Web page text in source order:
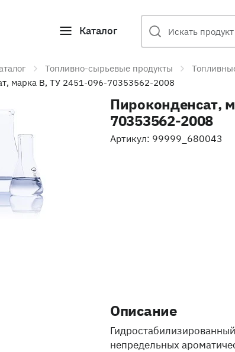
Каталог
Топливно-сырьевые продукты
марка B, ТУ 2451-096-70353562-2008
Пироконденсат,
70353562-2008
Артикул: 99999_680043
Описание
непредельных